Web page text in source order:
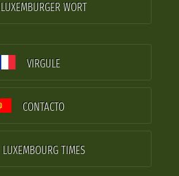
LUXEMBURGER WORT
VIRGULE
CONTACTO
LUXEMBOURG TIMES